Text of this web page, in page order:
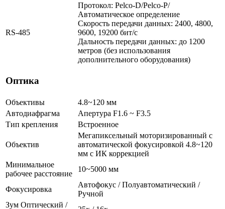
RS-485
Протокол: Pelco-D/Pelco-P/
Автоматическое определение
Скорость передачи данных: 2400, 4800,
9600, 19200 бит/с
Дальность передачи данных: до 1200
метров (без использования
дополнительного оборудования)
Оптика
Объективы
4.8~120 мм
Автодиафрагма
Апертура F1.6 ~ F3.5
Тип крепления
Встроенное
Объектив
Мегапиксельный моторизированный с
автоматической фокусировкой 4.8~120
мм с ИК коррекцией
Минимальное
рабочее расстояние
10~5000 мм
Фокусировка
Автофокус / Полуавтоматический /
Ручной
Зум Оптический /